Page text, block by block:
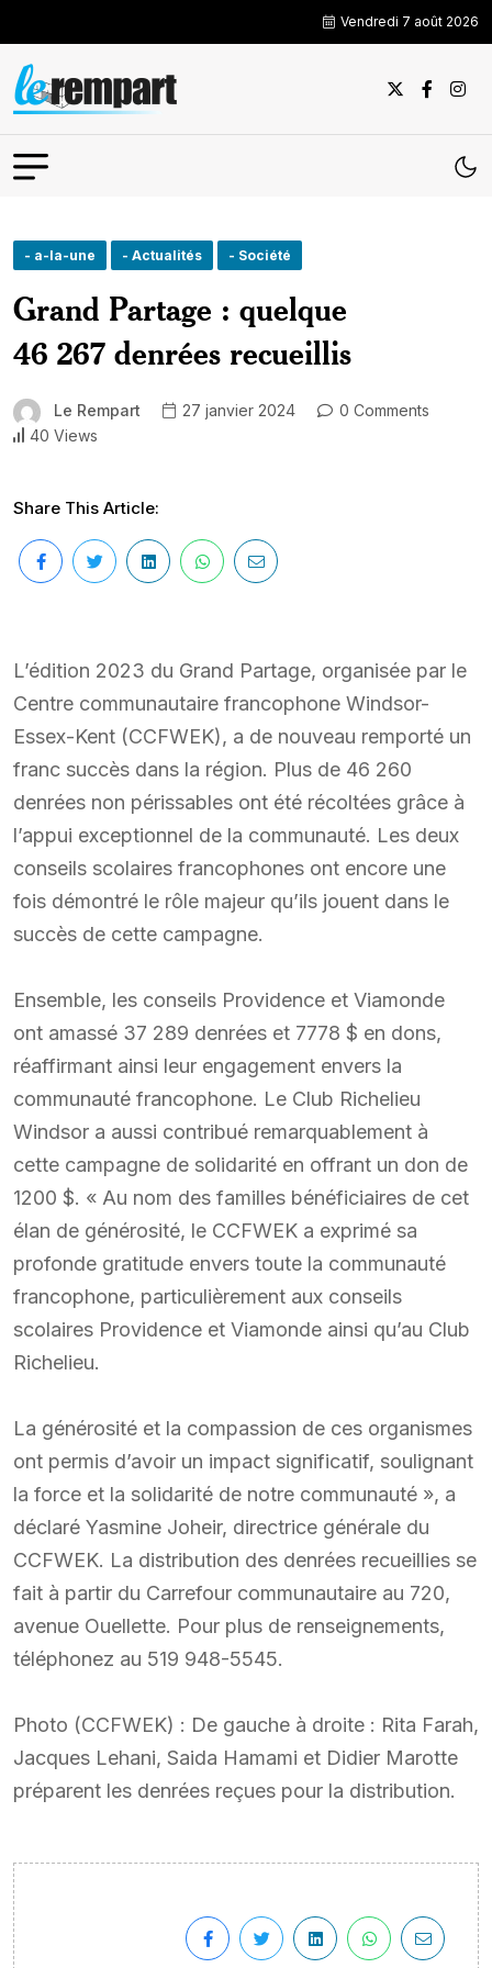
Vendredi 7 août 2026
- a-la-une - Actualités - Société
Grand Partage : quelque
46 267 denrées recueillis
Le Rempart 27 janvier 2024
0 Comments
40 Views
Share This Article:
L’édition 2023 du Grand Partage, organisée par le
Centre communautaire francophone Windsor-
Essex-Kent (CCFWEK), a de nouveau remporté un
franc succès dans la région. Plus de 46 260
denrées non périssables ont été récoltées grâce à
l’appui exceptionnel de la communauté. Les deux
conseils scolaires francophones ont encore une
fois démontré le rôle majeur qu’ils jouent dans le
succès de cette campagne.
Ensemble, les conseils Providence et Viamonde
ont amassé 37 289 denrées et 7778 $ en dons,
réaffirmant ainsi leur engagement envers la
communauté francophone. Le Club Richelieu
Windsor a aussi contribué remarquablement à
cette campagne de solidarité en offrant un don de
1200 $. « Au nom des familles bénéficiaires de cet
élan de générosité, le CCFWEK a exprimé sa
profonde gratitude envers toute la communauté
francophone, particulièrement aux conseils
scolaires Providence et Viamonde ainsi qu’au Club
Richelieu.
La générosité et la compassion de ces organismes
ont permis d’avoir un impact significatif, soulignant
la force et la solidarité de notre communauté », a
déclaré Yasmine Joheir, directrice générale du
CCFWEK. La distribution des denrées recueillies se
fait à partir du Carrefour communautaire au 720,
avenue Ouellette. Pour plus de renseignements,
téléphonez au 519 948-5545.
Photo (CCFWEK) : De gauche à droite : Rita Farah,
Jacques Lehani, Saida Hamami et Didier Marotte
préparent les denrées reçues pour la distribution.